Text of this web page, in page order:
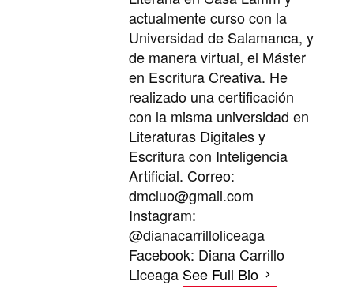
actualmente curso con la
Universidad de Salamanca, y
de manera virtual, el Máster
en Escritura Creativa. He
realizado una certificación
con la misma universidad en
Literaturas Digitales y
Escritura con Inteligencia
Artificial. Correo:
dmcluo@gmail.com
Instagram:
@dianacarrilloliceaga
Facebook: Diana Carrillo
Liceaga See Full Bio